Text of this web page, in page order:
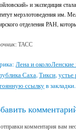
и экспедиция
мерзлотоведения им.
отделения РАН,
: ТАСС
Лена и околоЛенские
Саха,Тикси,устье
ссылкув закладки.
комментария вам